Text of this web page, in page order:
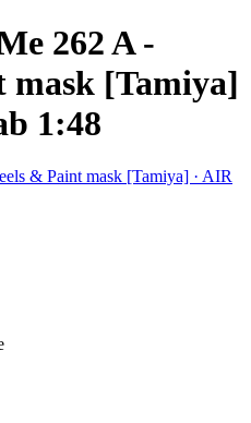
262 A -
mask [Tamiya]
1:48